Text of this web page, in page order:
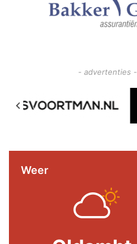
- advertenties -
Weer